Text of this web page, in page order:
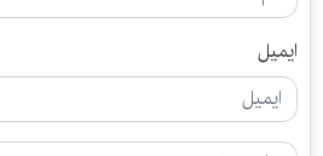
ایمیل